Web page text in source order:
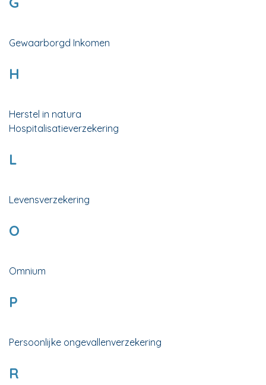
Gewaarborgd Inkomen
H
Herstel in natura
Hospitalisatieverzekering
L
Levensverzekering
O
Omnium
P
Persoonlijke ongevallenverzekering
R